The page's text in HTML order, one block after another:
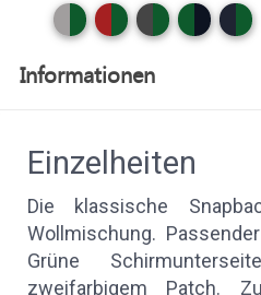
Informationen
Einzelheiten
Die klassische
Wollmischung.
Grüne
zweifarbigem Patch.